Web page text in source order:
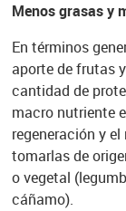
Menos grasas y
En términos
aporte de frutas
cantidad de
macro nutriente
regeneración y
tomarlas de
o vegetal
cáñamo).